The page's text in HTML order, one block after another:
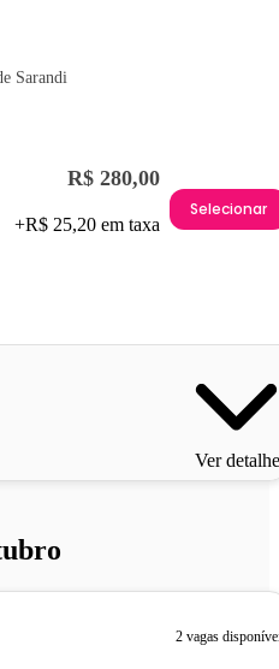
Sarandi
R$ 280,00
+R$ 25,20 em taxa
Selecionar
Ver
2 vagas